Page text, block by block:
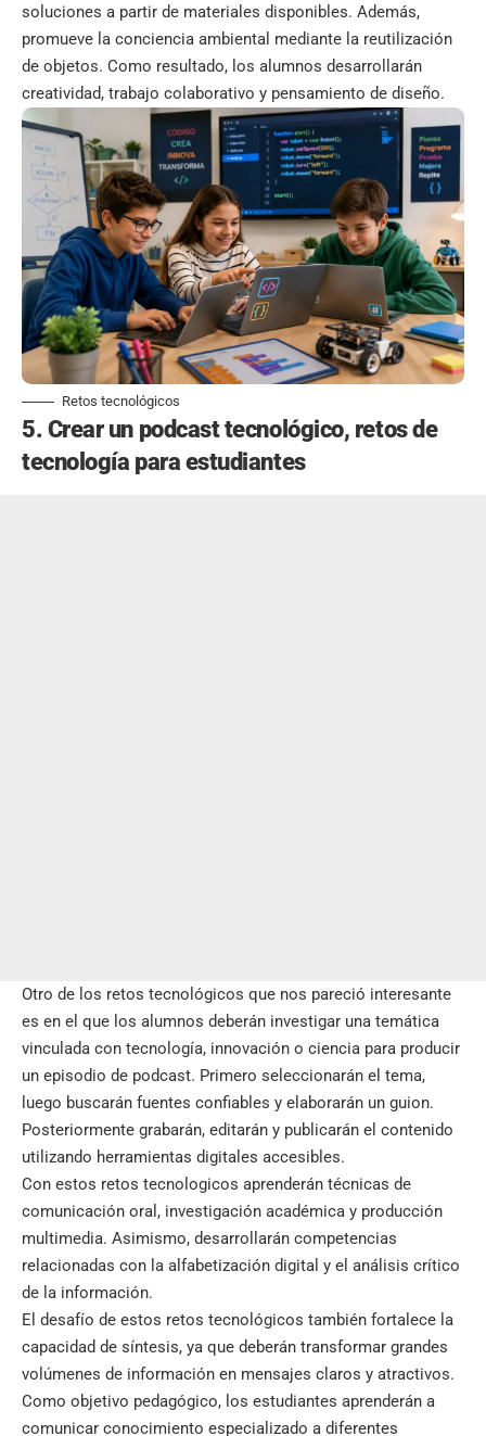
soluciones a partir de materiales disponibles. Además,
promueve la conciencia ambiental mediante la reutilización
de objetos. Como resultado, los alumnos desarrollarán
creatividad, trabajo colaborativo y pensamiento de diseño.
Retos tecnológicos
5. Crear un podcast tecnológico, retos de
tecnología para estudiantes
Otro de los retos tecnológicos que nos pareció interesante
es en el que los alumnos deberán investigar una temática
vinculada con tecnología, innovación o ciencia para producir
un episodio de podcast. Primero seleccionarán el tema,
luego buscarán fuentes confiables y elaborarán un guion.
Posteriormente grabarán, editarán y publicarán el contenido
utilizando herramientas digitales accesibles.
Con estos retos tecnologicos aprenderán técnicas de
comunicación oral, investigación académica y producción
multimedia. Asimismo, desarrollarán competencias
relacionadas con la alfabetización digital y el análisis crítico
de la información.
El desafío de estos retos tecnológicos también fortalece la
capacidad de síntesis, ya que deberán transformar grandes
volúmenes de información en mensajes claros y atractivos.
Como objetivo pedagógico, los estudiantes aprenderán a
comunicar conocimiento especializado a diferentes